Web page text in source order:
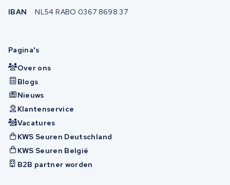
IBAN
NL54 RABO 0367 8698 37
Pagina's
Over ons
Blogs
Nieuws
Klantenservice
Vacatures
KWS Seuren Deutschland
KWS Seuren België
B2B partner worden